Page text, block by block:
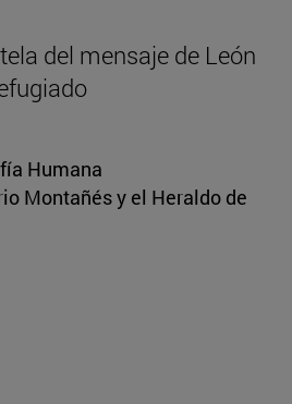
del mensaje de León
Humana
Montañés y el Heraldo de